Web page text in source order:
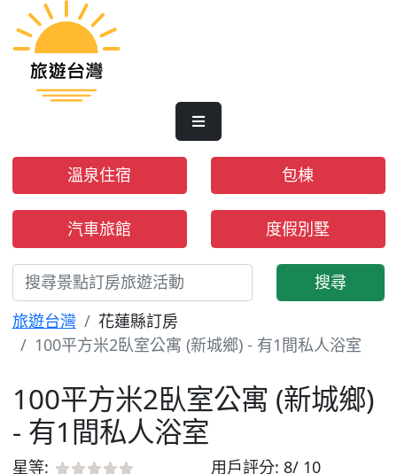
溫泉住宿 包棟
汽車旅館 度假別墅
搜尋
旅遊台灣
花蓮縣訂房
100平方米2臥室公寓 (新城鄉) - 有1間私人浴室
100平方米2臥室公寓 (新城鄉)
- 有1間私人浴室
星等: 用戶評分: 8/ 10